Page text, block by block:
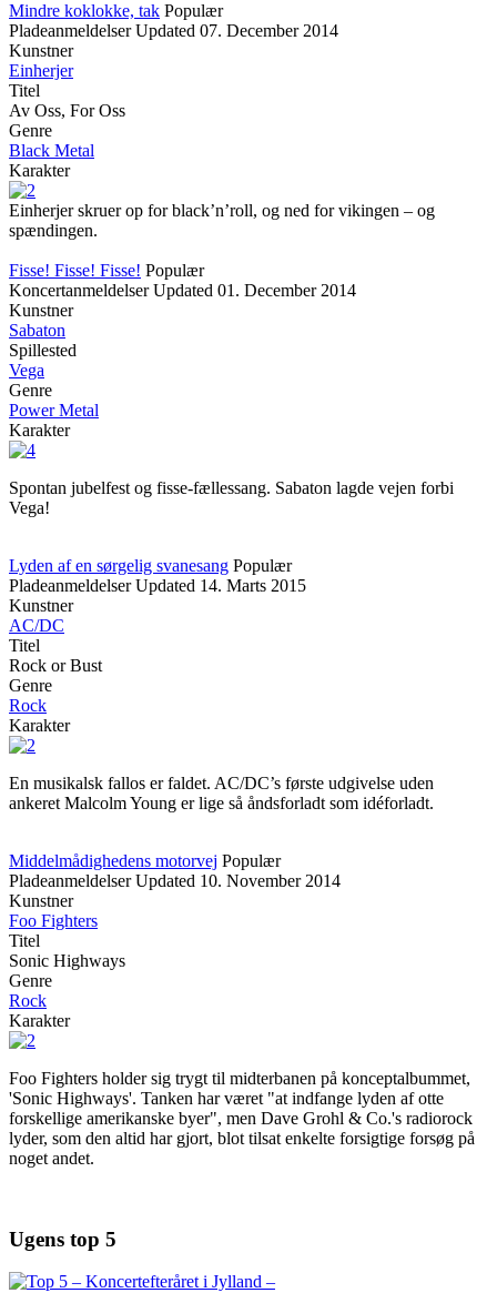
Mindre koklokke, tak Populær
Pladeanmeldelser Updated 07. December 2014
Kunstner
Einherjer
Titel
Av Oss, For Oss
Genre
Black Metal
Karakter
Einherjer skruer op for black’n’roll, og ned for vikingen – og
spændingen.
Fisse! Fisse! Fisse! Populær
Koncertanmeldelser Updated 01. December 2014
Kunstner
Sabaton
Spillested
Vega
Genre
Power Metal
Karakter
Spontan jubelfest og fisse-fællessang. Sabaton lagde vejen forbi
Vega!
Lyden af en sørgelig svanesang Populær
Pladeanmeldelser Updated 14. Marts 2015
Kunstner
AC/DC
Titel
Rock or Bust
Genre
Rock
Karakter
En musikalsk fallos er faldet. AC/DC’s første udgivelse uden
ankeret Malcolm Young er lige så åndsforladt som idéforladt.
Middelmådighedens motorvej Populær
Pladeanmeldelser Updated 10. November 2014
Kunstner
Foo Fighters
Titel
Sonic Highways
Genre
Rock
Karakter
Foo Fighters holder sig trygt til midterbanen på konceptalbummet,
'Sonic Highways'. Tanken har været "at indfange lyden af otte
forskellige amerikanske byer", men Dave Grohl & Co.'s radiorock
lyder, som den altid har gjort, blot tilsat enkelte forsigtige forsøg på
noget andet.
Ugens top 5